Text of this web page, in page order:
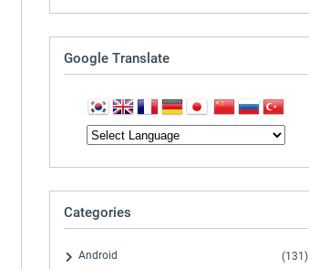
Google Translate
Categories
Android (131)